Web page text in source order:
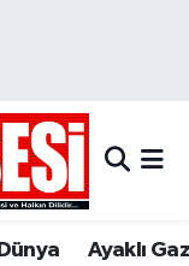
Dünya Ayaklı